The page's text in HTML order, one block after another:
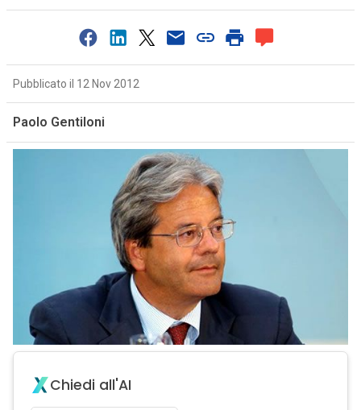
Pubblicato il 12 Nov 2012
Paolo Gentiloni
Chiedi all'AI